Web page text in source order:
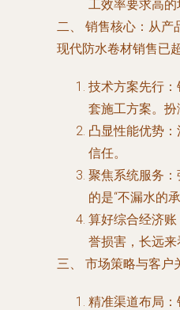
工效率要求高的
二、 销售核心：从产
现代防水卷材销售已
技术方案先行
套施工方案。扮
凸显性能优势
信任。
聚焦系统服务
的是“不漏水的
算好综合经济账
誉损害，长远来
三、 市场策略与客户
精准渠道布局